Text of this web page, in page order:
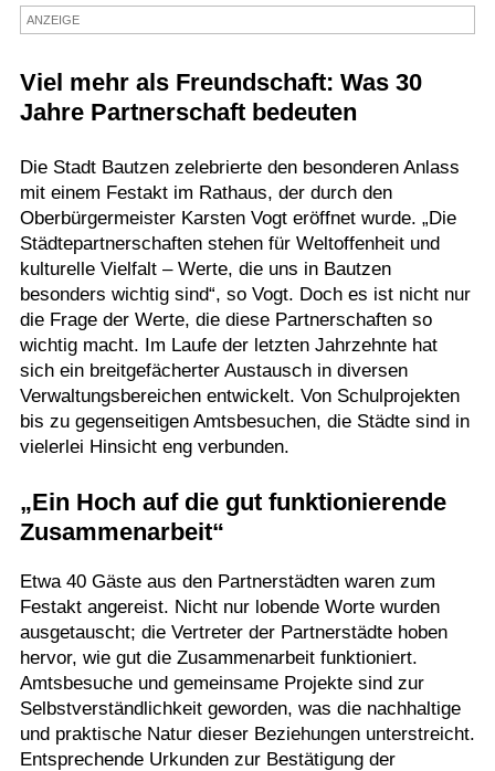
ANZEIGE
Viel mehr als Freundschaft: Was 30
Jahre Partnerschaft bedeuten
Die Stadt Bautzen zelebrierte den besonderen Anlass
mit einem Festakt im Rathaus, der durch den
Oberbürgermeister Karsten Vogt eröffnet wurde. „Die
Städtepartnerschaften stehen für Weltoffenheit und
kulturelle Vielfalt – Werte, die uns in Bautzen
besonders wichtig sind“, so Vogt. Doch es ist nicht nur
die Frage der Werte, die diese Partnerschaften so
wichtig macht. Im Laufe der letzten Jahrzehnte hat
sich ein breitgefächerter Austausch in diversen
Verwaltungsbereichen entwickelt. Von Schulprojekten
bis zu gegenseitigen Amtsbesuchen, die Städte sind in
vielerlei Hinsicht eng verbunden.
„Ein Hoch auf die gut funktionierende
Zusammenarbeit“
Etwa 40 Gäste aus den Partnerstädten waren zum
Festakt angereist. Nicht nur lobende Worte wurden
ausgetauscht; die Vertreter der Partnerstädte hoben
hervor, wie gut die Zusammenarbeit funktioniert.
Amtsbesuche und gemeinsame Projekte sind zur
Selbstverständlichkeit geworden, was die nachhaltige
und praktische Natur dieser Beziehungen unterstreicht.
Entsprechende Urkunden zur Bestätigung der